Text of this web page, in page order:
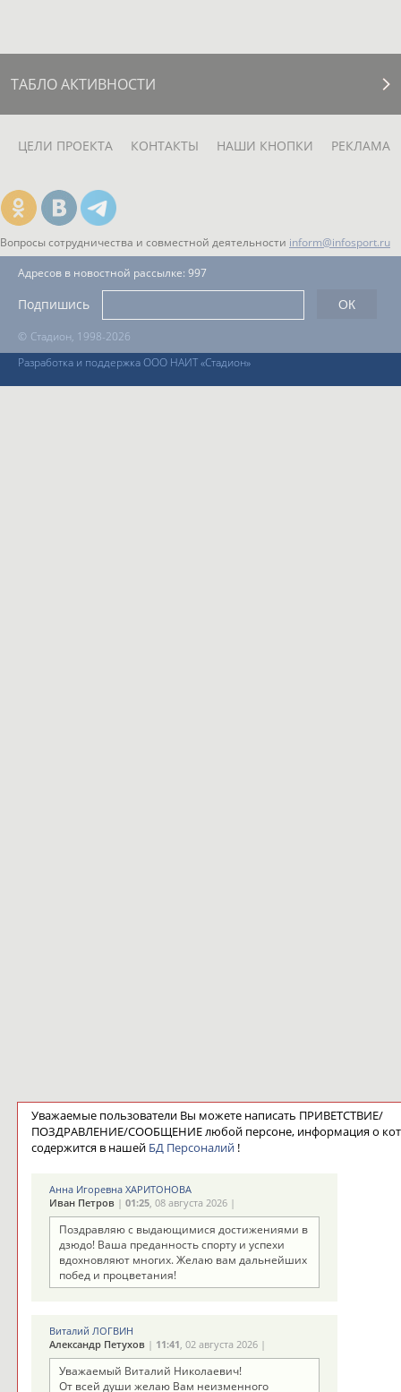
ТАБЛО АКТИВНОСТИ
ЦЕЛИ ПРОЕКТА КОНТАКТЫ НАШИ КНОПКИ РЕКЛАМА
Вопросы сотрудничества и совместной деятельности inform@infosport.ru
© Стадион, 1998-2026
Разработка и поддержка ООО НАИТ «Стадион»
Адресов в новостной рассылке: 997
Подпишись
Уважаемые пользователи Вы можете написать ПРИВЕТСТВИЕ/
ПОЗДРАВЛЕНИЕ/СООБЩЕНИЕ любой персоне, информация о
содержится в нашей БД Персоналий!
Анна Игоревна ХАРИТОНОВА
Иван Петров| 01:25, 08 августа 2026 |
Поздравляю с выдающимися достижениями в
дзюдо! Ваша преданность спорту и успехи
вдохновляют многих. Желаю вам дальнейших
побед и процветания!
Виталий ЛОГВИН
Александр Петухов| 11:41, 02 августа 2026 |
Уважаемый Виталий Николаевич!
От всей души желаю Вам неизменного